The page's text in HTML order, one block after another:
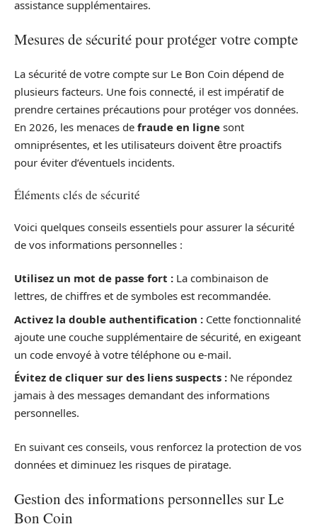
assistance supplémentaires.
Mesures de sécurité pour protéger votre compte
La sécurité de votre compte sur Le Bon Coin dépend de
plusieurs facteurs. Une fois connecté, il est impératif de
prendre certaines précautions pour protéger vos données.
En 2026, les menaces de fraude en ligne sont
omniprésentes, et les utilisateurs doivent être proactifs
pour éviter d’éventuels incidents.
Éléments clés de sécurité
Voici quelques conseils essentiels pour assurer la sécurité
de vos informations personnelles :
Utilisez un mot de passe fort : La combinaison de
lettres, de chiffres et de symboles est recommandée.
Activez la double authentification : Cette fonctionnalité
ajoute une couche supplémentaire de sécurité, en exigeant
un code envoyé à votre téléphone ou e-mail.
Évitez de cliquer sur des liens suspects : Ne répondez
jamais à des messages demandant des informations
personnelles.
En suivant ces conseils, vous renforcez la protection de vos
données et diminuez les risques de piratage.
Gestion des informations personnelles sur Le
Bon Coin